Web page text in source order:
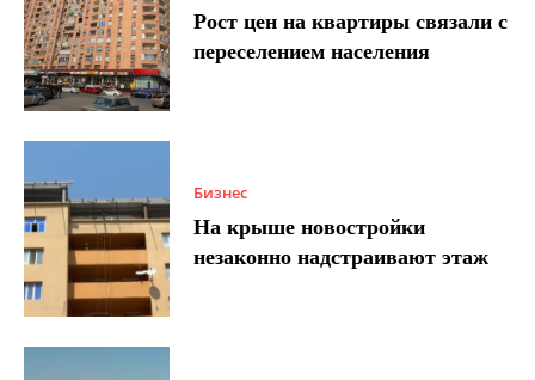
Рост цен на квартиры связали с
переселением населения
Бизнес
На крыше новостройки
незаконно надстраивают этаж